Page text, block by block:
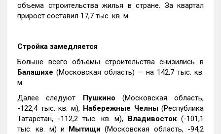
объема строительства жилья в стране. За квартал
прирост составил 17,7 тыс. кв. м.
Стройка замедляется
Больше всего объемы строительства снизились в
Балашихе (Московская область) — на 142,7 тыс. кв.
м.
Далее следуют Пушкино (Московская область,
-122,4 тыс. кв. м), Набережные Челны(Республика
Татарстан, -112,2 тыс. кв. м), Владивосток(-101,1
тыс. кв. м) и Мытищи (Московская область, -94,2